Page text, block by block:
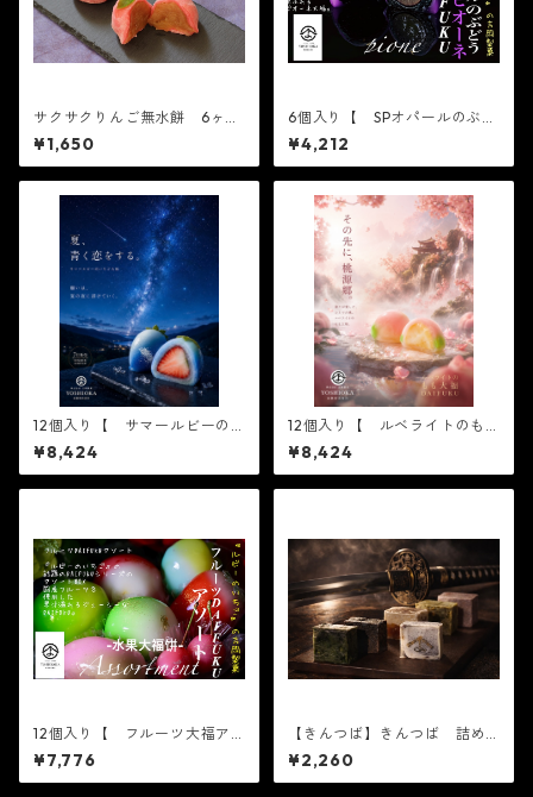
サクサクりんご無水餅 6ヶ入
り※配送日時指定必須2021
父の日 かわいい フルーツ
大福 人気 テレビで話題
¥1,650
6個入り【 SPオパールのぶど
う 皮ごとピオーネ 6個入り
×1箱 】※配送日時指定必須
【フルーツ大福】ピオーネ6
ボックスSPオパールのぶどう
DAIFUKU 島根県出雲市のフ
ルーツ大福
¥4,212
12個入り【 サマールビーの
いちご 6個入り×2箱 】テレ
ビで話題3/16ノンストップ放
送されました！※配送日時指
２１ spring 春 イチゴ
大福 フルーツ大福 お取り
寄せ テレビで話題
¥8,424
12個入り【 ルベライトのも
も 6個入り×2箱 】【フル
ーツ大福】ルベライトのもも6
個入り※配送日時指定必須
¥8,424
12個入り【 フルーツ大福ア
ソート 6個入り×2箱 】6個
入りバラエティセット【フル
ーツ大福】おまかせ6個入り※
¥7,776
【きんつば】きんつば 詰め
合わせランダム10個入り（味
指定不可）
¥2,260